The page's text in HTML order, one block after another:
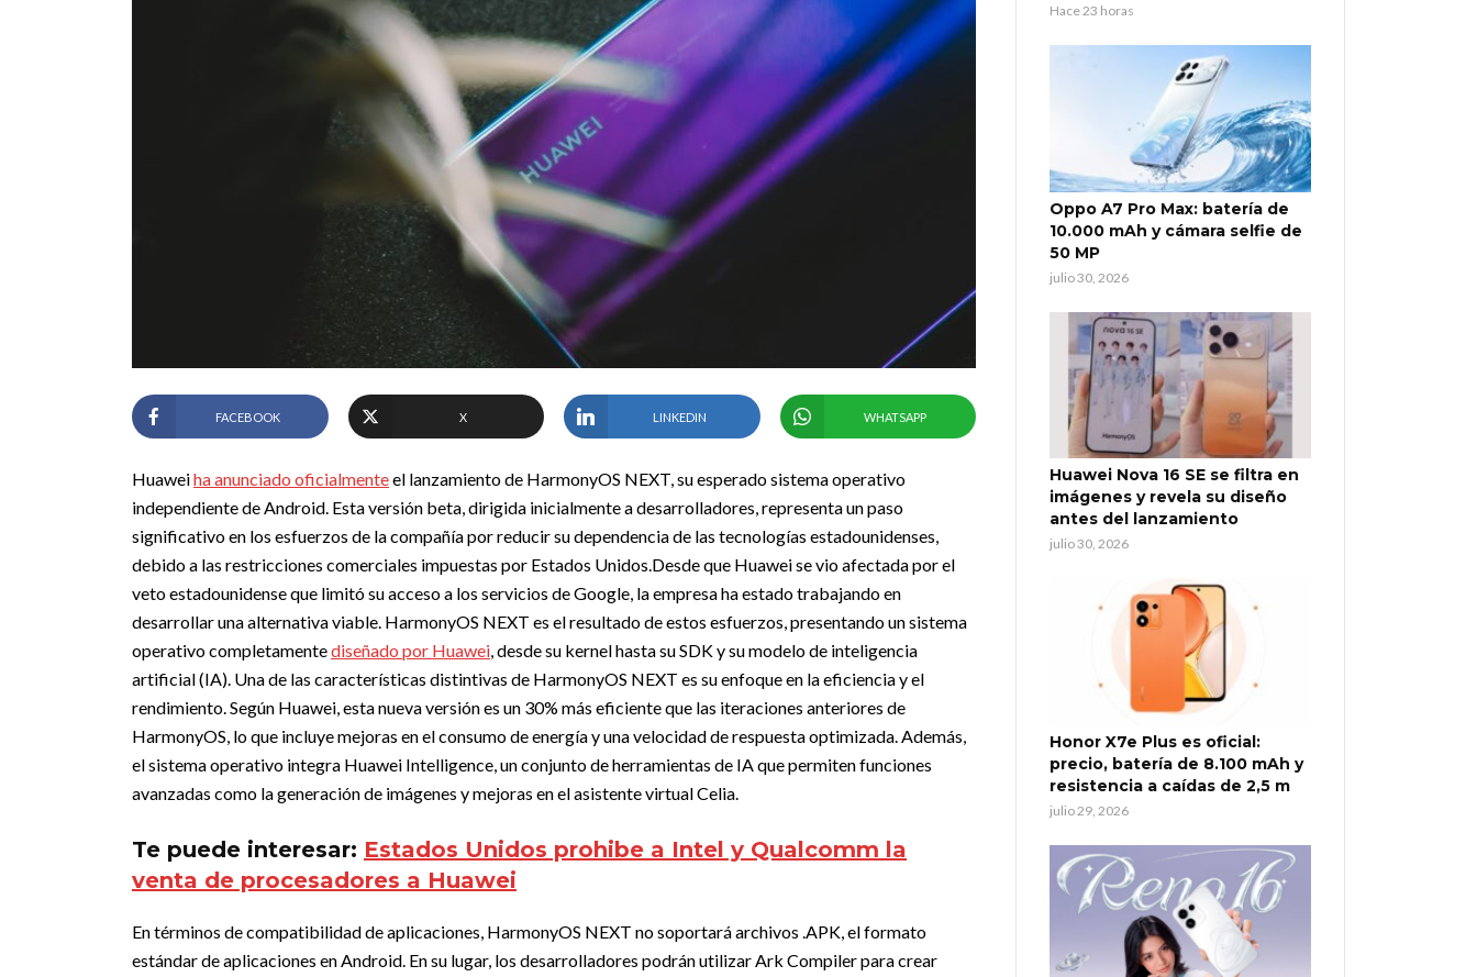
FACEBOOK X LINKEDIN WHATSAPP
Huaweiha anunciado oficialmenteel lanzamiento de HarmonyOS NEXT, su esperado sistema operativo
independiente de Android. Esta versión beta, dirigida inicialmente a desarrolladores, representa un paso
significativo en los esfuerzos de la compañía por reducir su dependencia de las tecnologías estadounidenses,
debido a las restricciones comerciales impuestas por Estados Unidos.Desde que Huawei se vio afectada por el
veto estadounidense que limitó su acceso a los servicios de Google, la empresa ha estado trabajando en
desarrollar una alternativa viable. HarmonyOS NEXT es el resultado de estos esfuerzos, presentando un sistema
operativo completamentediseñado por Huawei, desde su kernel hasta su SDK y su modelo de inteligencia
artificial (IA). Una de las características distintivas de HarmonyOS NEXT es su enfoque en la eficiencia y el
rendimiento. Según Huawei, esta nueva versión es un 30% más eficiente que las iteraciones anteriores de
HarmonyOS, lo que incluye mejoras en el consumo de energía y una velocidad de respuesta optimizada. Además,
el sistema operativo integra Huawei Intelligence, un conjunto de herramientas de IA que permiten funciones
avanzadas como la generación de imágenes y mejoras en el asistente virtual Celia.
Te puede interesar: Estados Unidos prohibe a Intel y Qualcomm la
venta de procesadores a Huawei
En términos de compatibilidad de aplicaciones, HarmonyOS NEXT no soportará archivos .APK, el formato
estándar de aplicaciones en Android. En su lugar, los desarrolladores podrán utilizar Ark Compiler para crear
Hace 23 horas
Oppo A7 Pro Max: batería de
10.000 mAh y cámara selfie de
50 MP
julio 30, 2026
Huawei Nova 16 SE se filtra en
imágenes y revela su diseño
antes del lanzamiento
julio 30, 2026
Honor X7e Plus es oficial:
precio, batería de 8.100 mAh y
resistencia a caídas de 2,5 m
julio 29, 2026